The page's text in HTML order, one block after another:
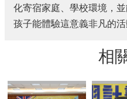
區
國
件
化寄宿家庭、學校環境，
孩子能體驗這意義非凡的活
相